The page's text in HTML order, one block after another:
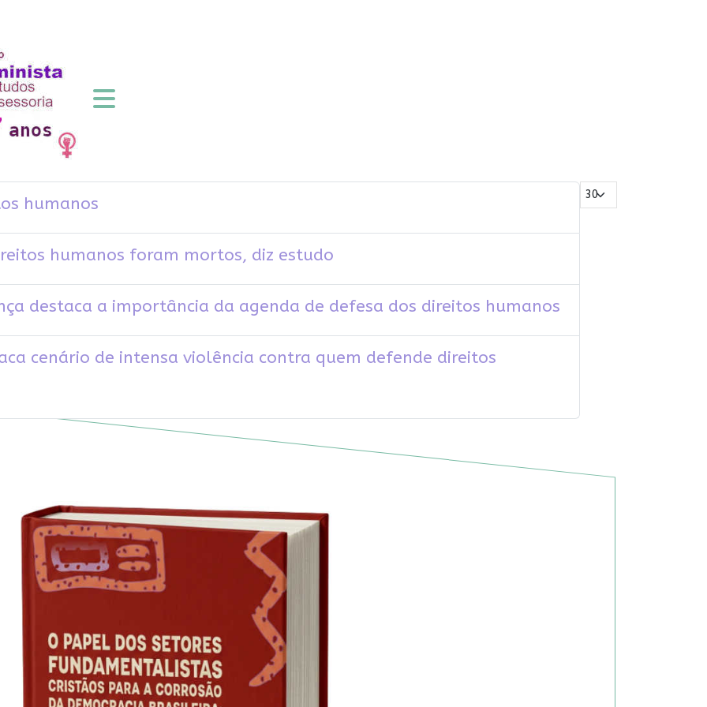
Mostrar #
humanos
humanos foram mortos, diz estudo
destaca a importância da agenda de defesa dos direitos humanos
cenário de intensa violência contra quem defende direitos